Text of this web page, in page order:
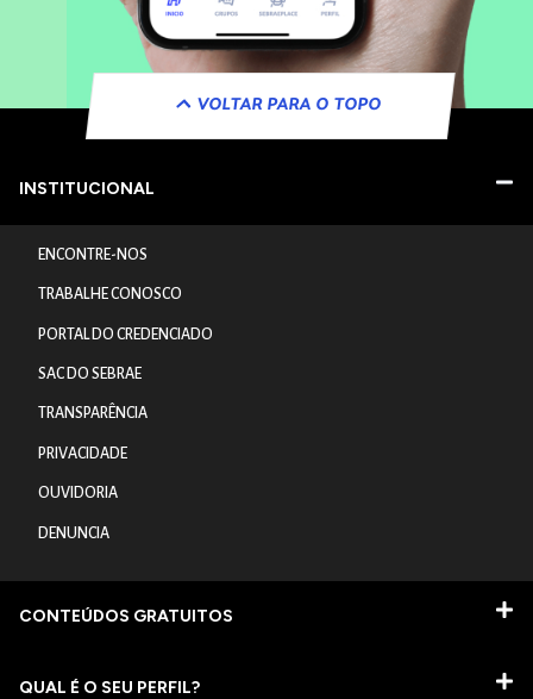
VOLTAR PARA O TOPO
INSTITUCIONAL
ENCONTRE-NOS
TRABALHE CONOSCO
PORTAL DO CREDENCIADO
SAC DO SEBRAE
TRANSPARÊNCIA
PRIVACIDADE
OUVIDORIA
DENUNCIA
CONTEÚDOS GRATUITOS
QUAL É O SEU PERFIL?